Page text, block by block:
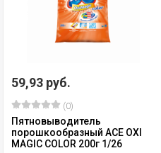
59,93 руб.
(0)
Пятновыводитель
порошкообразный ACE OXI
MAGIC COLOR 200г 1/26